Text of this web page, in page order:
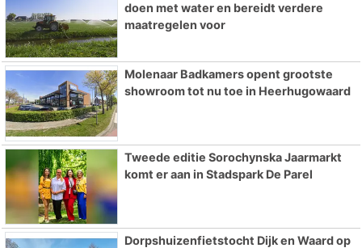
doen met water en bereidt verdere
maatregelen voor
Molenaar Badkamers opent grootste
showroom tot nu toe in Heerhugowaard
Tweede editie Sorochynska Jaarmarkt
komt er aan in Stadspark De Parel
Dorpshuizenfietstocht Dijk en Waard op